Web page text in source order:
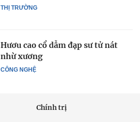
THỊ TRƯỜNG
CÔNG NGHỆ
Hươu cao cổ dẫm đạp sư tử nát
nhừ xương
Chính trị